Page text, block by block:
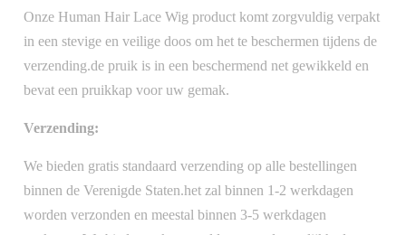
Onze Human Hair Lace Wig product komt zorgvuldig verpakt
in een stevige en veilige doos om het te beschermen tijdens de
verzending.de pruik is in een beschermend net gewikkeld en
bevat een pruikkap voor uw gemak.
Verzending:
We bieden gratis standaard verzending op alle bestellingen
binnen de Verenigde Staten.het zal binnen 1-2 werkdagen
worden verzonden en meestal binnen 3-5 werkdagen